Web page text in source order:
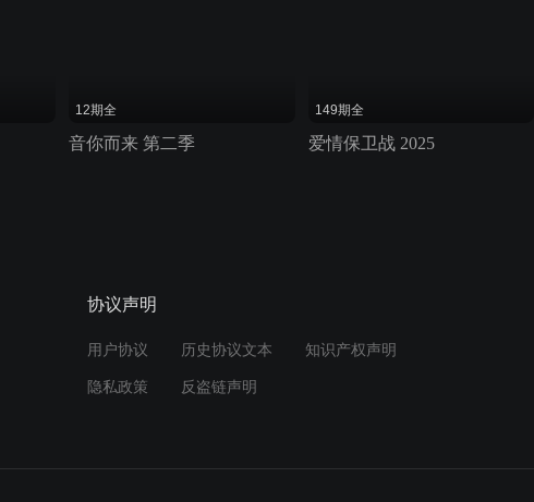
12期全
音你而来 第二季
149期全
爱情保卫战 2025
协议声明
用户协议 历史协议文本 知识产权声明
隐私政策 反盗链声明